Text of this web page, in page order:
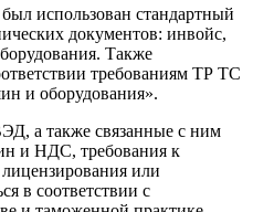
использован стандартный
документов: инвойс,
Также
требованиям ТР ТС
и оборудования».
а также связанные с ним
и НДС, требования к
или
в соответствии с